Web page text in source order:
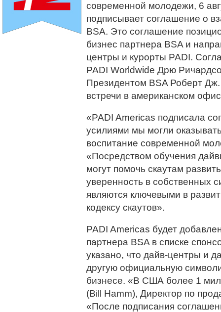
современной молодежи, 6
подписывает соглашение о
BSA. Это соглашение
бизнес партнера BSA и
центры и курорты PADI.
PADI Worldwide Дрю
Президентом BSA Роберт
встречи в американском
«PADI Americas подписала
усилиями мы могли
воспитание современной
«Посредством обучения
могут помочь скаутам
уверенность в собственных
являются ключевыми в
кодексу скаутов».
PADI Americas будет
партнера BSA в списке
указано, что дайв-центры и
другую официальную
бизнесе. «В США более 1
(Bill Hamm), Директор по
«После подписания